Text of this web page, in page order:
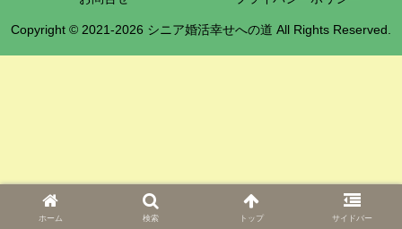
Copyright © 2021-2026 シニア婚活幸せへの道 All Rights Reserved.
ホーム 検索 トップ サイドバー